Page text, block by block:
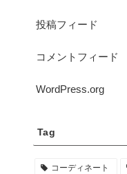
投稿フィード
コメントフィード
WordPress.org
Tag
コーディネート